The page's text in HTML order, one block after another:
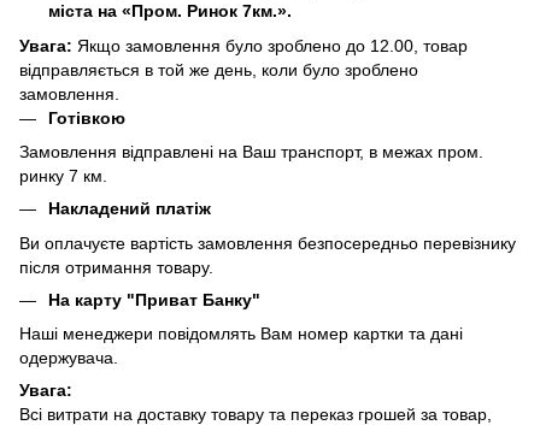
міста на «Пром. Ринок 7км.».
Увага: Якщо замовлення було зроблено до 12.00, товар
відправляється в той же день, коли було зроблено
замовлення.
Готівкою
Замовлення відправлені на Ваш транспорт, в межах пром.
ринку 7 км.
Накладений платіж
Ви оплачуєте вартість замовлення безпосередньо перевізнику
після отримання товару.
На карту "Приват Банку"
Наші менеджери повідомлять Вам номер картки та дані
одержувача.
Увага:
Всі витрати на доставку товару та переказ грошей за товар,